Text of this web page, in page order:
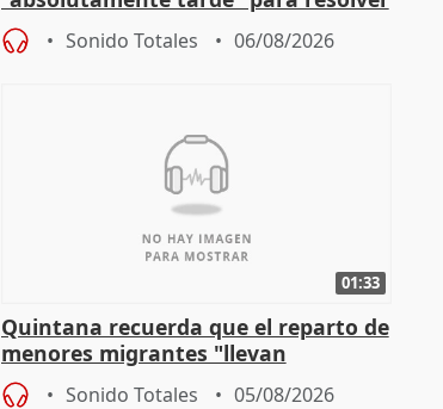
problemas como Newcastle
Sonido Totales 06/08/2026
01:33
Quintana recuerda que el reparto de
menores migrantes "llevan
aportación del Gobierno" central
Sonido Totales 05/08/2026